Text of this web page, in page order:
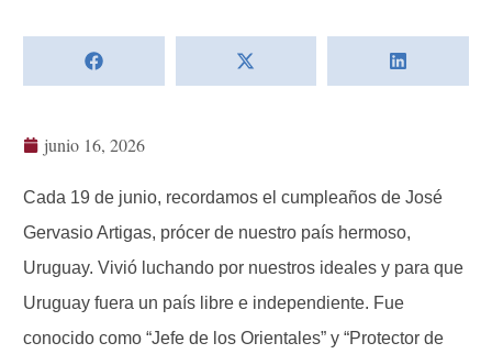
junio 16, 2026
Cada 19 de junio, recordamos el cumpleaños de José
Gervasio Artigas, prócer de nuestro país hermoso,
Uruguay. Vivió luchando por nuestros ideales y para que
Uruguay fuera un país libre e independiente. Fue
conocido como “Jefe de los Orientales” y “Protector de